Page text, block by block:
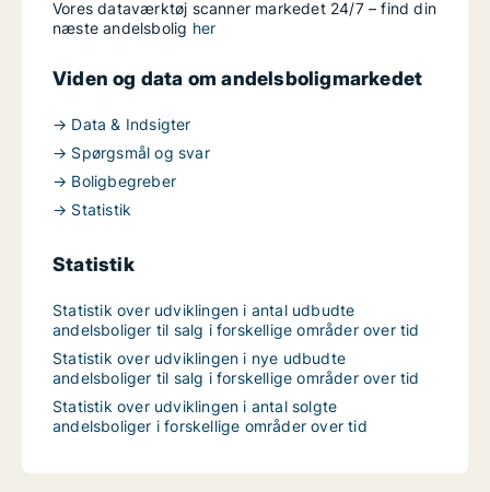
Vores dataværktøj scanner markedet 24/7 – find din
næste andelsbolig her
Viden og data om andelsboligmarkedet
→ Data & Indsigter
→ Spørgsmål og svar
→ Boligbegreber
→ Statistik
Statistik
Statistik over udviklingen i antal udbudte
andelsboliger til salg i forskellige områder over tid
Statistik over udviklingen i nye udbudte
andelsboliger til salg i forskellige områder over tid
Statistik over udviklingen i antal solgte
andelsboliger i forskellige områder over tid